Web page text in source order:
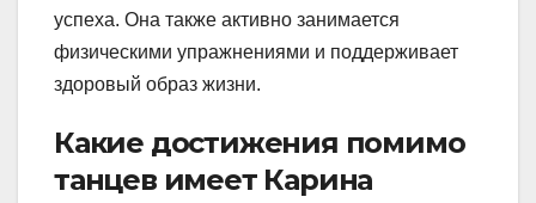
успеха. Она также активно занимается
физическими упражнениями и поддерживает
здоровый образ жизни.
Какие достижения помимо
танцев имеет Карина